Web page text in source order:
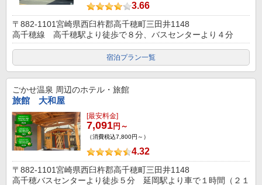
3.66
〒882-1101宮崎県西臼杵郡高千穂町三田井1148
高千穂線 高千穂駅より徒歩で８分、バスセンターより４分
宿泊プラン一覧
ごかせ温泉 周辺のホテル・旅館
旅館 大和屋
[最安料金]
7,091円～
（消費税込7,800円～）
4.32
〒882-1101宮崎県西臼杵郡高千穂町三田井1148
高千穂バスセンターより徒歩５分 延岡駅より車で１時間（２１